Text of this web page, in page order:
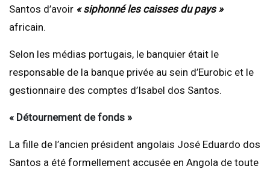
Santos d’avoir « siphonné les caisses du pays »
africain.
Selon les médias portugais, le banquier était le
responsable de la banque privée au sein d’Eurobic et le
gestionnaire des comptes d’Isabel dos Santos.
« Détournement de fonds »
La fille de l’ancien président angolais José Eduardo dos
Santos a été formellement accusée en Angola de toute